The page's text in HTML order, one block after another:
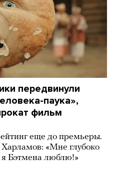
передвинули
паука»,
фильм
еще до премьеры.
«Мне глубоко
я Бэтмена люблю!»